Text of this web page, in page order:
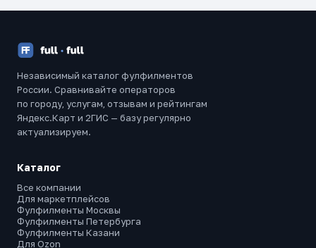
Независимый каталог фулфилментов
России. Сравнивайте операторов
по городу, услугам, отзывам и рейтингам
Яндекс.Карт и 2ГИС — базу регулярно
актуализируем.
Каталог
Все компании
Для маркетплейсов
Фулфилменты Москвы
Фулфилменты Петербурга
Фулфилменты Казани
Для Ozon